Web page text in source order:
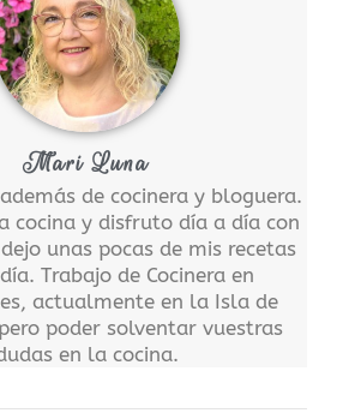
Mari Luna
de cocinera y bloguera.
cocina y disfruto día a día con
unas pocas de mis recetas
Trabajo de Cocinera en
actualmente en la Isla de
poder solventar vuestras
en la cocina.